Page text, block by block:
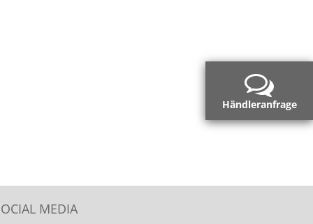
Händleranfrage
MEDIA